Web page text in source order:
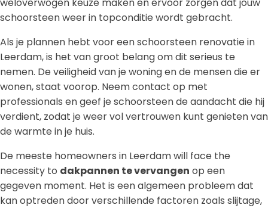
schoorsteen weer in topconditie wordt gebracht.
Als je plannen hebt voor een schoorsteen renovatie in
Leerdam, is het van groot belang om dit serieus te
nemen. De veiligheid van je woning en de mensen die er
wonen, staat voorop. Neem contact op met
professionals en geef je schoorsteen de aandacht die hij
verdient, zodat je weer vol vertrouwen kunt genieten van
de warmte in je huis.
De meeste homeowners in Leerdam will face the
necessity to dakpannen te vervangen op een
gegeven moment. Het is een algemeen probleem dat
kan optreden door verschillende factoren zoals slijtage,